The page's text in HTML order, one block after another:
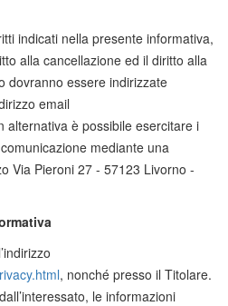
indicati nella presente informativa,
alla cancellazione ed il diritto alla
dovranno essere indirizzate
email
alternativa è possibile esercitare i
mediante una
Via Pieroni 27 - 57123 Livorno -
, nonché presso il Titolare.
le informazioni